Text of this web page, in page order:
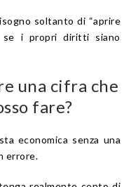
soltanto di “aprire
se i propri diritti siano
una cifra che
fare?
economica senza una
errore.